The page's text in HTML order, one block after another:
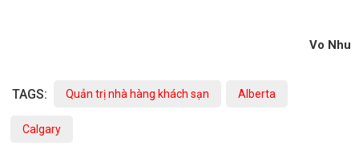
Vo Nhu
TAGS: Quản trị nhà hàng khách sạn Alberta
Calgary